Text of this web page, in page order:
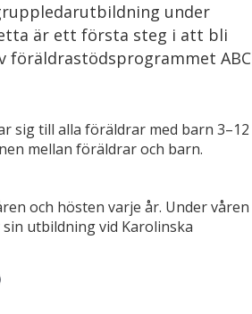
under
är ett första steg i att bli
föräldrastödsprogrammet ABC
sig till alla föräldrar med barn 3–12
mellan föräldrar och barn.
och hösten varje år. Under våren
utbildning vid Karolinska